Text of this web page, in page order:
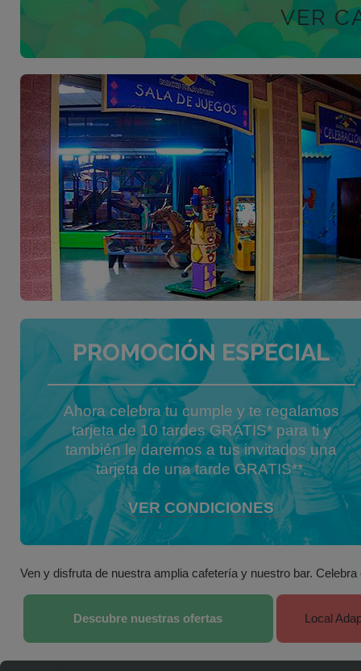
VER
PROMOCIÓN ESPECIAL
Ahora celebra tu cumple y te regalamos
tarjeta de 10 tardes GRATIS* para ti y
también le daremos a tus invitados una
tarjeta de una tarde GRATIS**.
VER CONDICIONES
Ven y disfruta de nuestra amplia cafetería y nuestro bar.
Descubre nuestras ofertas Local